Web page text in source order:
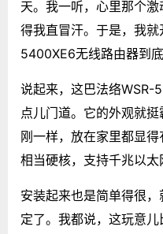
天。我一听，心里那个
得我直冒汗。于是，我
5400XE6无线路由器到底
说起来，这巴法络WSR-
点儿门道。它的外观就
刚一样，放在家里都显
相当硬核，支持千兆以太
安装起来也是简单得很
定了。我都说，这玩意儿